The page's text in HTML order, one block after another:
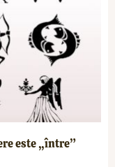
este „între”